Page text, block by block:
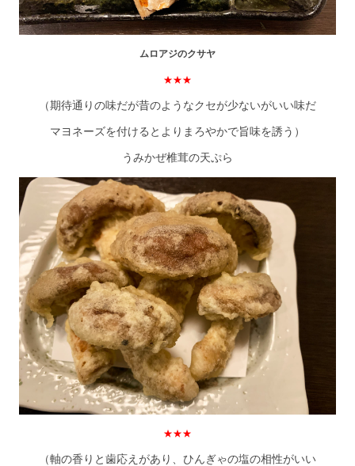
ムロアジのクサヤ
★★★
（期待通りの味だが昔のようなクセが少ないがいい味だ
マヨネーズを付けるとよりまろやかで旨味を誘う）
うみかぜ椎茸の天ぷら
★★★
（軸の香りと歯応えがあり、ひんぎゃの塩の相性がいい